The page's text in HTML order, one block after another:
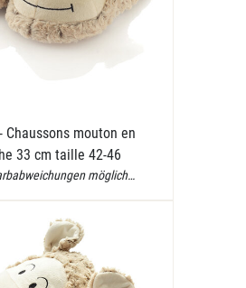
- Chaussons mouton en
33 cm taille 42-46
möglich…